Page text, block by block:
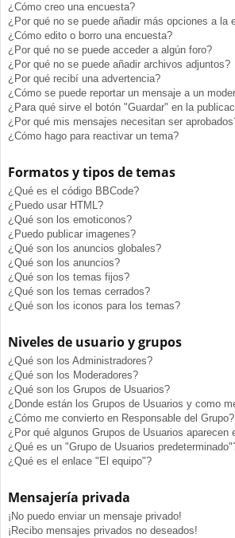
¿Cómo creo una encuesta?
¿Por qué no se puede añadir más opciones a la
¿Cómo edito o borro una encuesta?
¿Por qué no se puede acceder a algún foro?
¿Por qué no se puede añadir archivos adjuntos?
¿Por qué recibí una advertencia?
¿Cómo se puede reportar un mensaje a un
¿Para qué sirve el botón "Guardar" en la
¿Por qué mis mensajes necesitan ser
¿Cómo hago para reactivar un tema?
Formatos y tipos de temas
¿Qué es el código BBCode?
¿Puedo usar HTML?
¿Qué son los emoticonos?
¿Puedo publicar imagenes?
¿Qué son los anuncios globales?
¿Qué son los anuncios?
¿Qué son los temas fijos?
¿Qué son los temas cerrados?
¿Qué son los iconos para los temas?
Niveles de usuario y grupos
¿Qué son los Administradores?
¿Qué son los Moderadores?
¿Qué son los Grupos de Usuarios?
¿Donde están los Grupos de Usuarios y como
¿Cómo me convierto en Responsable del Grupo?
¿Por qué algunos Grupos de Usuarios aparecen
¿Qué es un "Grupo de Usuarios
¿Qué es el enlace "El equipo"?
Mensajería privada
¡No puedo enviar un mensaje privado!
¡Recibo mensajes privados no deseados!